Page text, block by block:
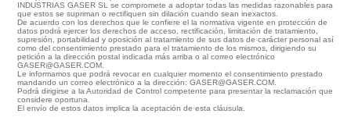
INDUSTRIAS GASER SL se compromete a adoptar todas las medidas razonables para
que estos se supriman o rectifiquen sin dilación cuando sean inexactos.
De acuerdo con los derechos que le confiere el la normativa vigente en protección de
datos podrá ejercer los derechos de acceso, rectificación, limitación de tratamiento,
supresión, portabilidad y oposición al tratamiento de sus datos de carácter personal así
como del consentimiento prestado para el tratamiento de los mismos, dirigiendo su
petición a la dirección postal indicada más arriba o al correo electrónico
GASER@GASER.COM.
Le informamos que podrá revocar en cualquier momento el consentimiento prestado
mandando un correo electrónico a la dirección: GASER@GASER.COM.
Podrá dirigirse a la Autoridad de Control competente para presentar la reclamación que
considere oportuna.
El envío de estos datos implica la aceptación de esta cláusula.